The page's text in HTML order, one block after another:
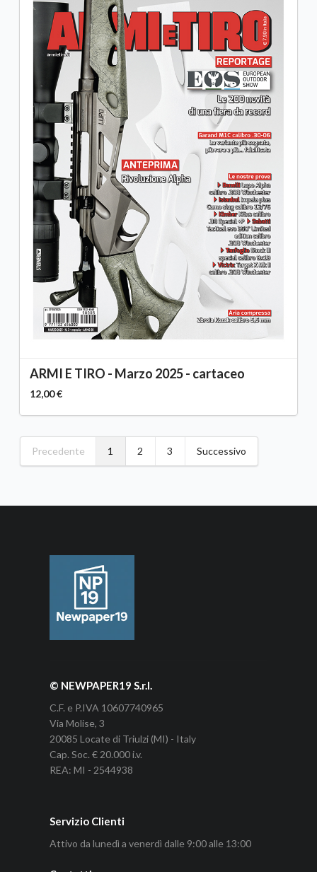
ARMI E TIRO - Marzo 2025 - cartaceo
12,00 €
Precedente 1 2 3 Successivo
© NEWPAPER19 S.r.l.
C.F. e P.IVA 10607740965
Via Molise, 3
20085 Locate di Triulzi (MI) - Italy
Cap. Soc. € 20.000 i.v.
REA: MI - 2544938
Servizio Clienti
Attivo da lunedì a venerdì dalle 9:00 alle 13:00